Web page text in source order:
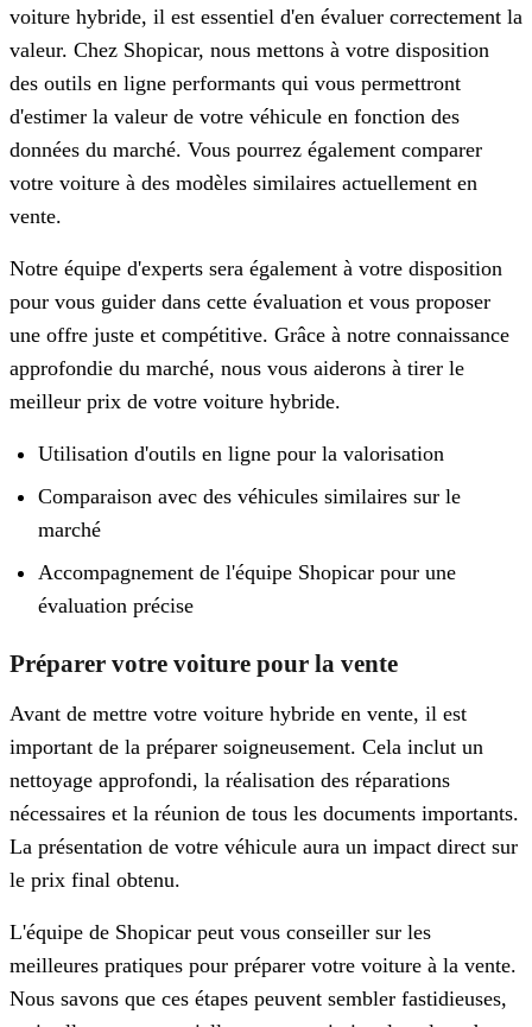
voiture hybride, il est essentiel d'en évaluer correctement la
valeur. Chez Shopicar, nous mettons à votre disposition
des outils en ligne performants qui vous permettront
d'estimer la valeur de votre véhicule en fonction des
données du marché. Vous pourrez également comparer
votre voiture à des modèles similaires actuellement en
vente.
Notre équipe d'experts sera également à votre disposition
pour vous guider dans cette évaluation et vous proposer
une offre juste et compétitive. Grâce à notre connaissance
approfondie du marché, nous vous aiderons à tirer le
meilleur prix de votre voiture hybride.
Utilisation d'outils en ligne pour la valorisation
Comparaison avec des véhicules similaires sur le
marché
Accompagnement de l'équipe Shopicar pour une
évaluation précise
Préparer votre voiture pour la vente
Avant de mettre votre voiture hybride en vente, il est
important de la préparer soigneusement. Cela inclut un
nettoyage approfondi, la réalisation des réparations
nécessaires et la réunion de tous les documents importants.
La présentation de votre véhicule aura un impact direct sur
le prix final obtenu.
L'équipe de Shopicar peut vous conseiller sur les
meilleures pratiques pour préparer votre voiture à la vente.
Nous savons que ces étapes peuvent sembler fastidieuses,